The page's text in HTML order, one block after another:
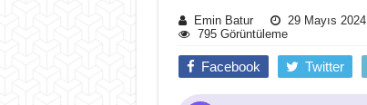
Emin Batur 29 Mayıs 2024
795 Görüntüleme
Facebook Twitter